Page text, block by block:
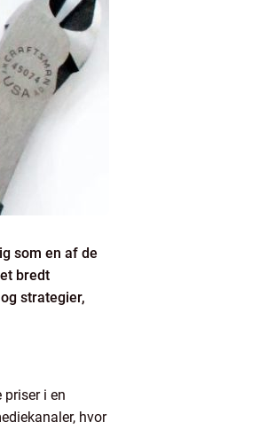
som en af de
bredt
strategier,
i en
hvor